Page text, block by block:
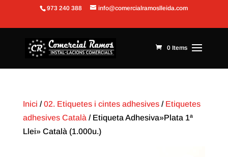
Obre la barra d'eines
973 240 388 info@comercialramoslleida.com
0 Items
Inici /02. Etiquetes i cintes adhesives/ Etiquetes
adhesives Català / Etiqueta Adhesiva»Plata 1ª
Llei» Català (1.000u.)